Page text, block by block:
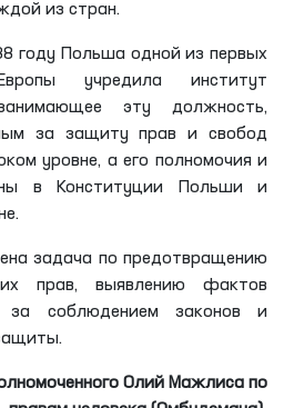
из стран.
году Польша одной из первых
учредила институт
эту должность,
за защиту прав и свобод
уровне, а его полномочия и
в Конституции Польши и
задача по предотвращению
прав, выявлению фактов
за соблюдением законов и
Олий Мажлиса по